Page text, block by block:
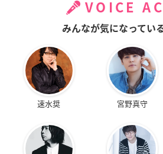
VOICE
みんなが気になってい
速水奨 宮野真守